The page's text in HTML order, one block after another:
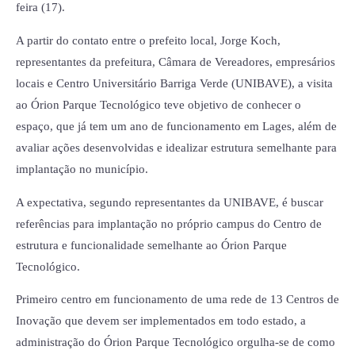
feira (17).
A partir do contato entre o prefeito local, Jorge Koch,
representantes da prefeitura, Câmara de Vereadores, empresários
locais e Centro Universitário Barriga Verde (UNIBAVE), a visita
ao Órion Parque Tecnológico teve objetivo de conhecer o
espaço, que já tem um ano de funcionamento em Lages, além de
avaliar ações desenvolvidas e idealizar estrutura semelhante para
implantação no município.
A expectativa, segundo representantes da UNIBAVE, é buscar
referências para implantação no próprio campus do Centro de
estrutura e funcionalidade semelhante ao Órion Parque
Tecnológico.
Primeiro centro em funcionamento de uma rede de 13 Centros de
Inovação que devem ser implementados em todo estado, a
administração do Órion Parque Tecnológico orgulha-se de como